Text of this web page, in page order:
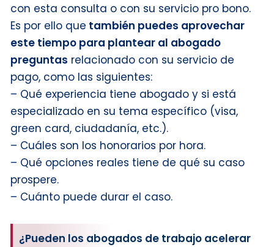
con esta consulta o con su servicio pro bono.
Es por ello que también puedes aprovechar
este tiempo para plantear al abogado
preguntas relacionado con su servicio de
pago, como las siguientes:
– Qué experiencia tiene abogado y si está
especializado en su tema específico (visa,
green card, ciudadanía, etc.).
– Cuáles son los honorarios por hora.
– Qué opciones reales tiene de qué su caso
prospere.
– Cuánto puede durar el caso.
¿Pueden los abogados de trabajo acelerar